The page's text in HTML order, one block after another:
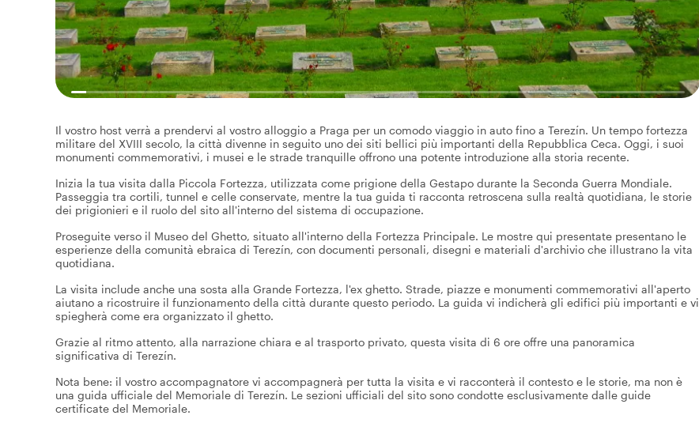
Il vostro host verrà a prendervi al vostro alloggio a Praga per un comodo viaggio in auto fino a Terezín. Un tempo fortezza
militare del XVIII secolo, la città divenne in seguito uno dei siti bellici più importanti della Repubblica Ceca. Oggi, i suoi
monumenti commemorativi, i musei e le strade tranquille offrono una potente introduzione alla storia recente.
Inizia la tua visita dalla Piccola Fortezza, utilizzata come prigione della Gestapo durante la Seconda Guerra Mondiale.
Passeggia tra cortili, tunnel e celle conservate, mentre la tua guida ti racconta retroscena sulla realtà quotidiana, le storie
dei prigionieri e il ruolo del sito all'interno del sistema di occupazione.
Proseguite verso il Museo del Ghetto, situato all'interno della Fortezza Principale. Le mostre qui presentate presentano le
esperienze della comunità ebraica di Terezín, con documenti personali, disegni e materiali d'archivio che illustrano la vita
quotidiana.
La visita include anche una sosta alla Grande Fortezza, l'ex ghetto. Strade, piazze e monumenti commemorativi all'aperto
aiutano a ricostruire il funzionamento della città durante questo periodo. La guida vi indicherà gli edifici più importanti e vi
spiegherà come era organizzato il ghetto.
Grazie al ritmo attento, alla narrazione chiara e al trasporto privato, questa visita di 6 ore offre una panoramica
significativa di Terezín.
Nota bene: il vostro accompagnatore vi accompagnerà per tutta la visita e vi racconterà il contesto e le storie, ma non è
una guida ufficiale del Memoriale di Terezín. Le sezioni ufficiali del sito sono condotte esclusivamente dalle guide
certificate del Memoriale.